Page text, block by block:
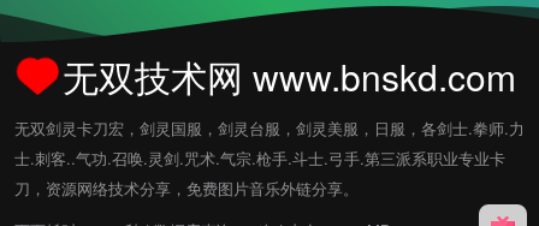
无双技术网 www.bnskd.com
无双剑灵卡刀宏，剑灵国服，剑灵台服，剑灵美服，日服，各剑士.拳师.力
士.刺客..气功.召唤.灵剑.咒术.气宗.枪手.斗士.弓手.第三派系职业专业卡
刀，资源网络技术分享，免费图片音乐外链分享。